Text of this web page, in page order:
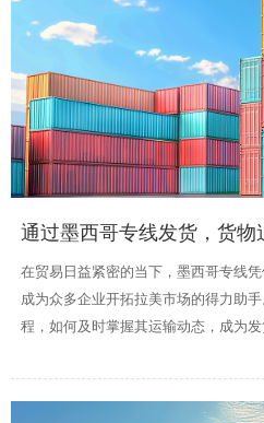
通过墨西哥专线发货，货物
在贸易日益紧密的当下，墨西哥专线
成为众多企业开拓拉美市场的得力助
程，如何及时掌握其运输动态，成为